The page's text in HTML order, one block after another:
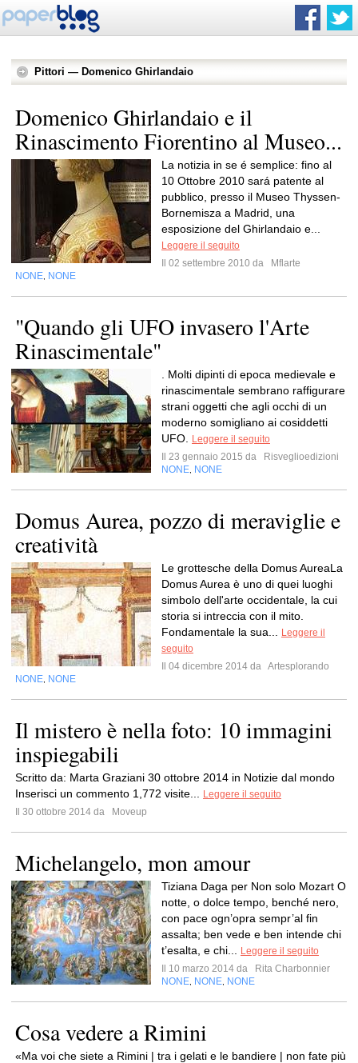
Pittori — Domenico Ghirlandaio
Domenico Ghirlandaio e il
Rinascimento Fiorentino al Museo...
La notizia in se é semplice: fino al
10 Ottobre 2010 sará patente al
pubblico, presso il Museo Thyssen-
Bornemisza a Madrid, una
esposizione del Ghirlandaio e...
Leggere il seguito
Il 02 settembre 2010 da
Mflarte
NONE NONE
"Quando gli UFO invasero l'Arte
Rinascimentale"
. Molti dipinti di epoca medievale e
rinascimentale sembrano raffigurare
strani oggetti che agli occhi di un
moderno somigliano ai cosiddetti
UFO.
Leggere il seguito
Il 23 gennaio 2015 da
Risveglioedizioni
NONE NONE
Domus Aurea, pozzo di meraviglie e
creatività
Le grottesche della Domus AureaLa
Domus Aurea è uno di quei luoghi
simbolo dell'arte occidentale, la cui
storia si intreccia con il mito.
Fondamentale la sua...
Leggere il
seguito
Il 04 dicembre 2014 da Artesplorando
NONE NONE
Il mistero è nella foto: 10 immagini
inspiegabili
Scritto da: Marta Graziani 30 ottobre 2014 in Notizie dal mondo
Inserisci un commento 1,772 visite...
Leggere il seguito
Il 30 ottobre 2014 da
Moveup
Michelangelo, mon amour
Tiziana Daga per Non solo Mozart O
notte, o dolce tempo, benché nero,
con pace ogn’opra sempr’al fin
assalta; ben vede e ben intende chi
t’esalta, e chi...
Leggere il seguito
Il 10 marzo 2014 da
Rita Charbonnier
NONE NONE NONE
Cosa vedere a Rimini
«Ma voi che siete a Rimini | tra i gelati e le bandiere | non fate più